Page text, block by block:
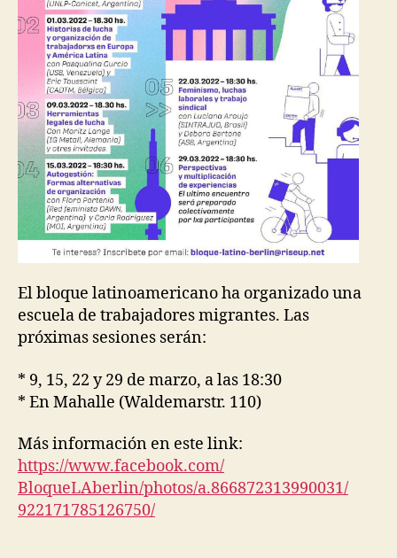
El bloque latinoamericano ha organizado una
escuela de trabajadores migrantes. Las
próximas sesiones serán:
* 9, 15, 22 y 29 de marzo, a las 18:30
* En Mahalle (Waldemarstr. 110)
Más información en este link:
https://www.facebook.com/
BloqueLAberlin/photos/a.866872313990031/
922171785126750/